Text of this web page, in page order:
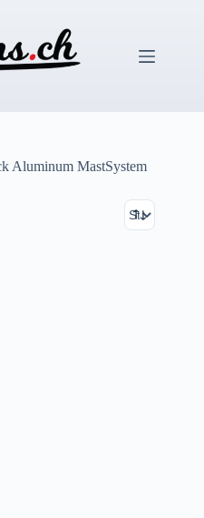
Aluminum MastSystem